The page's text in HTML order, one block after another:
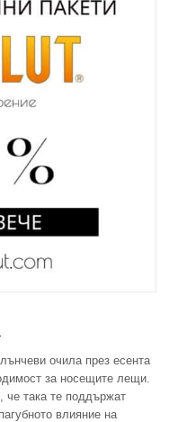
очила през есента
за носещите лещи.
че така те поддържат
влияние на